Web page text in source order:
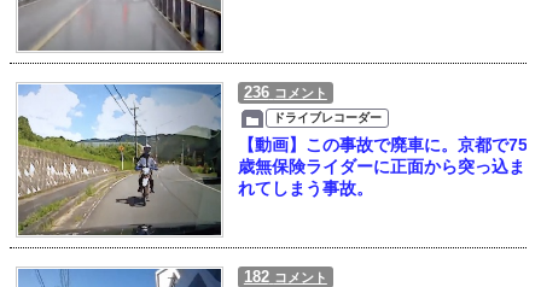
236 コメント
ドライブレコーダー
【動画】この事故で廃車に。京都で75
歳無保険ライダーに正面から突っ込ま
れてしまう事故。
182 コメント